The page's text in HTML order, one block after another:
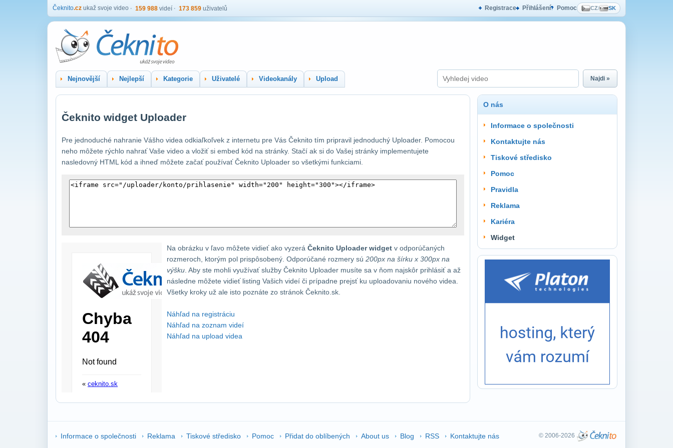
Čeknito.cz ukaž svoje video 159 988 videí 173 859 uživatelů Registrace Přihlášení Pomoc CZ/ SK
Nejnovější Nejlepší Kategorie Uživatelé Videokanály Upload Najdi »
Čeknito widget Uploader
Pre jednoduché nahranie Vášho videa odkiaľkoľvek z internetu pre Vás Čeknito tím pripravil jednoduchý Uploader. Pomocou
neho môžete rýchlo nahrať Vaše video a vložiť si embed kód na stránky. Stačí ak si do Vašej stránky implementujete
nasledovný HTML kód a ihneď môžete začať používať Čeknito Uploader so všetkými funkciami.
Na obrázku v ľavo môžete vidieť ako vyzerá Čeknito Uploader widget v odporúčaných
rozmeroch, ktorým pol prispôsobený. Odporúčané rozmery sú 200px na šírku x 300px na
výšku . Aby ste mohli využívať služby Čeknito Uploader musíte sa v ňom najskôr prihlásiť a až
následne môžete vidieť listing Vašich videí či prípadne prejsť ku uploadovaniu nového videa.
Všetky kroky už ale isto poznáte zo stránok Čeknito.sk.
Náhľad na registráciu
Náhľad na zoznam videí
Náhľad na upload videa
O nás
Informace o společnosti
Kontaktujte nás
Tiskové středisko
Pomoc
Pravidla
Reklama
Kariéra
Widget
Informace o společnosti Reklama Tiskové středisko Pomoc Přidat do oblíbených About us Blog RSS Kontaktujte nás © 2006-2026